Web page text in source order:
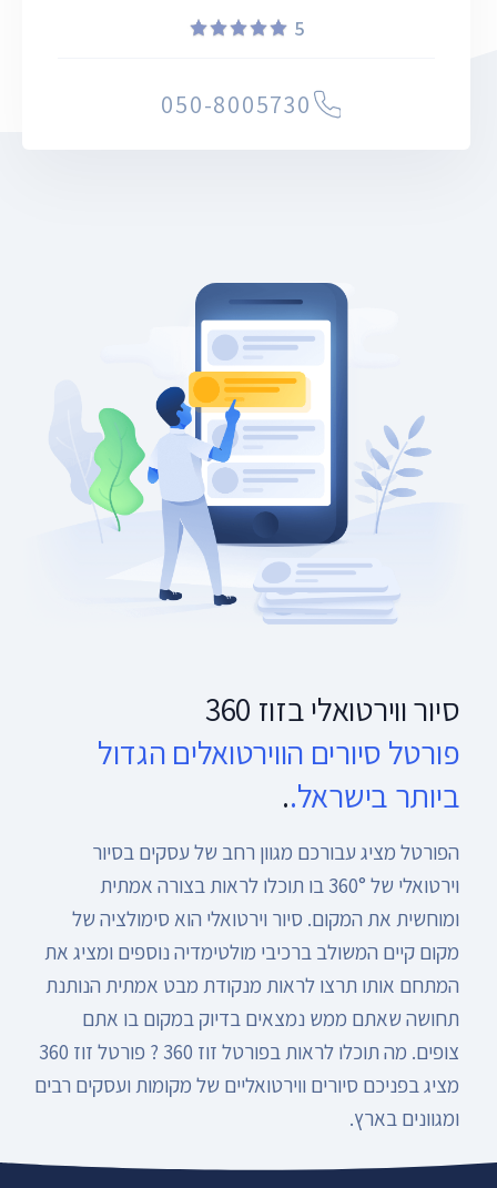
תוכלו לזוז בעזרת החלקת האצבע במכשיר הנייד או
כדי לעבור אל המיקום הבא. הסיור הווירטואלי לפרסום
המקומות היפים בארץ בסיור ווירטואלי המקנה חווית צפייה
והתרגשות למשתמשים בו הוא משמש גם כפורטל פרסומי
בעבור אלפי עסקים בישראל המעוניינים להציג את המקום
והמתחם שלהם בצורה הכי אמתית ונכונה. אז אם הנכם
בעלי מתחמי נופש שונים כגון בתי מלון, וילות לאירוח,
צימרים, לופטים וכל מה שעולה בראשכם ואתם חושבים
שהמקום שלכם ראוי ומיוחד בכדי להציגו בסיור ווירטואלי
של 360 מעלות אז נכנסתם למקום הנכון. מוזמנים
להצטרף אלינו ל זוז 360 ולהיות חלק מפורטל הסיורים
5
050-8005730
סיור ווירטואלי בזוז 360
פורטל סיורים הווירטואלים הגדול
ביותר בישראל..
הפורטל מציג עבורכם מגוון רחב של עסקים בסיור
וירטואלי של 360° בו תוכלו לראות בצורה אמתית
ומוחשית את המקום. סיור וירטואלי הוא סימולציה של
מקום קיים המשולב ברכיבי מולטימדיה נוספים ומציג את
המתחם אותו תרצו לראות מנקודת מבט אמתית הנותנת
תחושה שאתם ממש נמצאים בדיוק במקום בו אתם
צופים. מה תוכלו לראות בפורטל זוז 360 ? פורטל זוז 360
מציג בפניכם סיורים ווירטואליים של מקומות ועסקים רבים
ומגוונים בארץ.